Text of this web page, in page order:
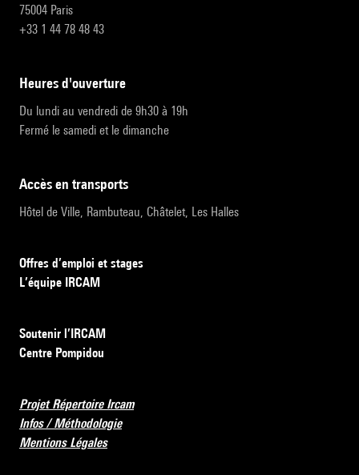
75004 Paris
+33 1 44 78 48 43
heures d'ouverture
Du lundi au vendredi de 9h30 à 19h
Fermé le samedi et le dimanche
accès en transports
Hôtel de Ville, Rambuteau, Châtelet, Les Halles
Offres d’emploi et stages
L’équipe IRCAM
Soutenir l’IRCAM
Centre Pompidou
Projet Répertoire Ircam
Infos / Méthodologie
Mentions Légales